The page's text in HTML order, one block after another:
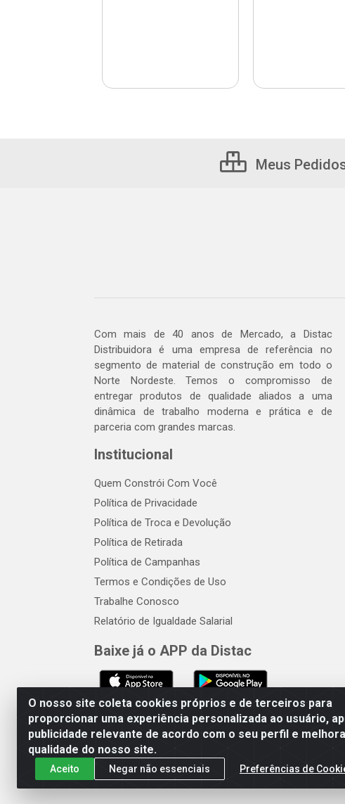
O nosso site coleta cookies próprios e de terceiros para
proporcionar uma experiência personalizada ao usuário,
publicidade relevante de acordo com o seu perfil e
qualidade do nosso site.
Aceito Negar não essenciais Preferências de
Meus
Com mais de 40 anos de Mercado, a Distac
Distribuidora é uma empresa de referência no
segmento de material de construção em todo o
Norte Nordeste. Temos o compromisso de
entregar produtos de qualidade aliados a uma
dinâmica de trabalho moderna e prática e de
parceria com grandes marcas.
Institucional
Quem Constrói Com Você
Política de Privacidade
Política de Troca e Devolução
Política de Retirada
Política de Campanhas
Termos e Condições de Uso
Trabalhe Conosco
Relatório de Igualdade Salarial
Baixe já o APP da Distac
Distac Distribuidora - Av. Durval de